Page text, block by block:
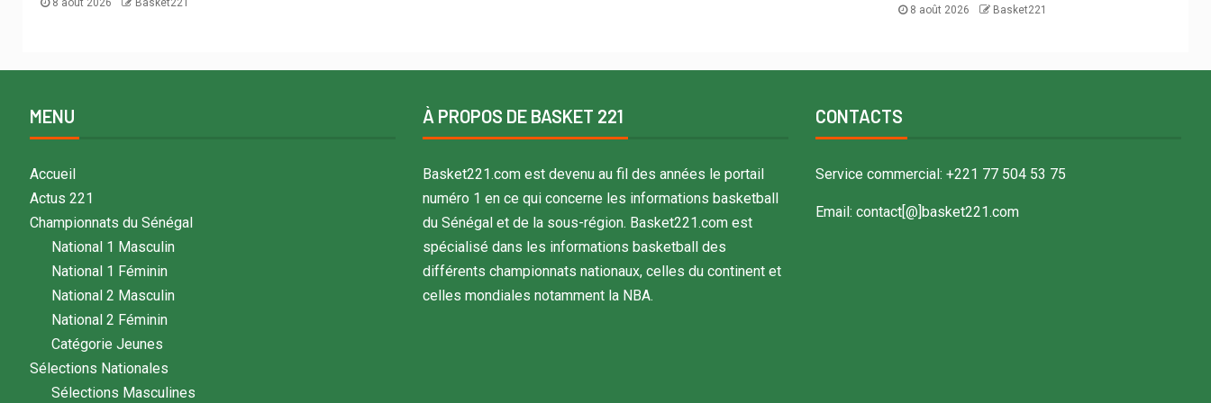
8 août 2026 Basket221
MENU
Accueil
Actus 221
Championnats du Sénégal
National 1 Masculin
National 1 Féminin
National 2 Masculin
National 2 Féminin
Catégorie Jeunes
Sélections Nationales
Sélections Masculines
À PROPOS DE BASKET 221
Basket221.com est devenu au fil des années le portail
numéro 1 en ce qui concerne les informations basketball
du Sénégal et de la sous-région. Basket221.com est
spécialisé dans les informations basketball des
différents championnats nationaux, celles du continent et
celles mondiales notamment la NBA.
CONTACTS
Service commercial: +221 77 504 53 75
Email: contact[@]basket221.com